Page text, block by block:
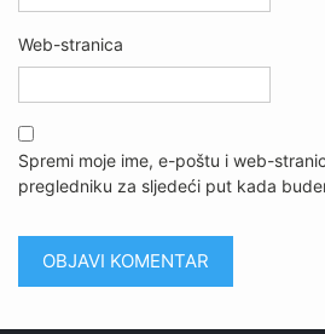
Web-stranica
Spremi moje ime, e-poštu i web-
pregledniku za sljedeći put kada